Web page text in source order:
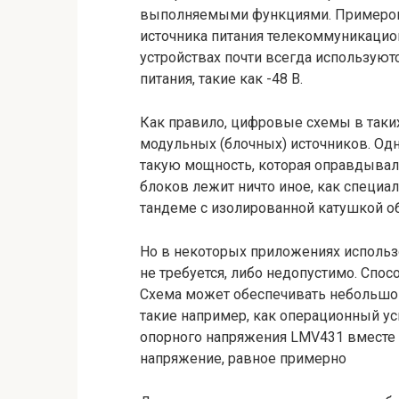
выполняемыми функциями.
источника питания
устройствах почти всегда
питания, такие как -48 В.
Как правило, цифровые схемы в
модульных (блочных) источников.
такую мощность, которая
блоков лежит ничто иное, как
тандеме с изолированной катушкой
Но в некоторых приложениях
не требуется, либо недопустимо.
Схема может обеспечивать
такие например, как операционный
опорного напряжения LMV431
напряжение, равное примерно